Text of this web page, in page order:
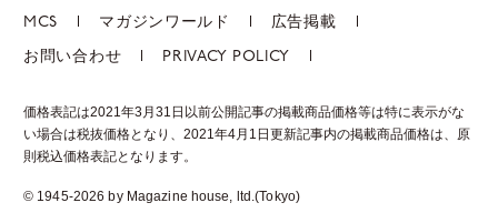
MCS マガジンワールド 広告掲載
お問い合わせ PRIVACY POLICY
価格表記は2021年3月31日以前公開記事の掲載商品価格等は特に表示がな
い場合は税抜価格となり、2021年4月1日更新記事内の掲載商品価格は、 原
則税込価格表記となります。
© 1945-2026 by Magazine house, ltd.(Tokyo)